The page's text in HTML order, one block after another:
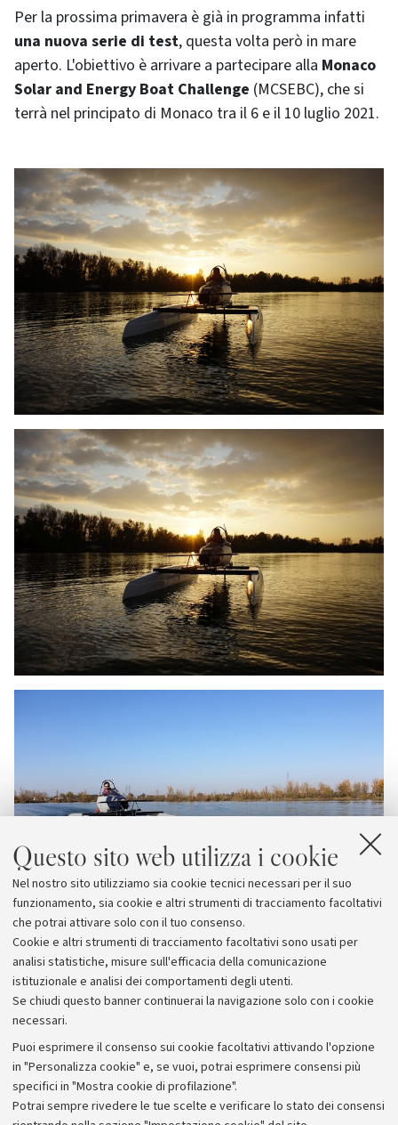
Questo sito web utilizza i cookie
Nel nostro sito utilizziamo sia cookie tecnici necessari per il suo
funzionamento, sia cookie e altri strumenti di tracciamento facoltativi
che potrai attivare solo con il tuo consenso.
Cookie e altri strumenti di tracciamento facoltativi sono usati per
analisi statistiche, misure sull'efficacia della comunicazione
istituzionale e analisi dei comportamenti degli utenti.
Se chiudi questo banner continuerai la navigazione solo con i cookie
necessari.
Puoi esprimere il consenso sui cookie facoltativi attivando l'opzione
in "Personalizza cookie" e, se vuoi, potrai esprimere consensi più
specifici in "Mostra cookie di profilazione".
Potrai sempre rivedere le tue scelte e verificare lo stato dei consensi
Per la prossima primavera è già in programma infatti
una nuova serie di test, questa volta però in mare
aperto. L'obiettivo è arrivare a partecipare alla Monaco
Solar and Energy Boat Challenge (MCSEBC), che si
terrà nel principato di Monaco tra il 6 e il 10 luglio 2021.
Archivio
Comunicati stampa
Redazione